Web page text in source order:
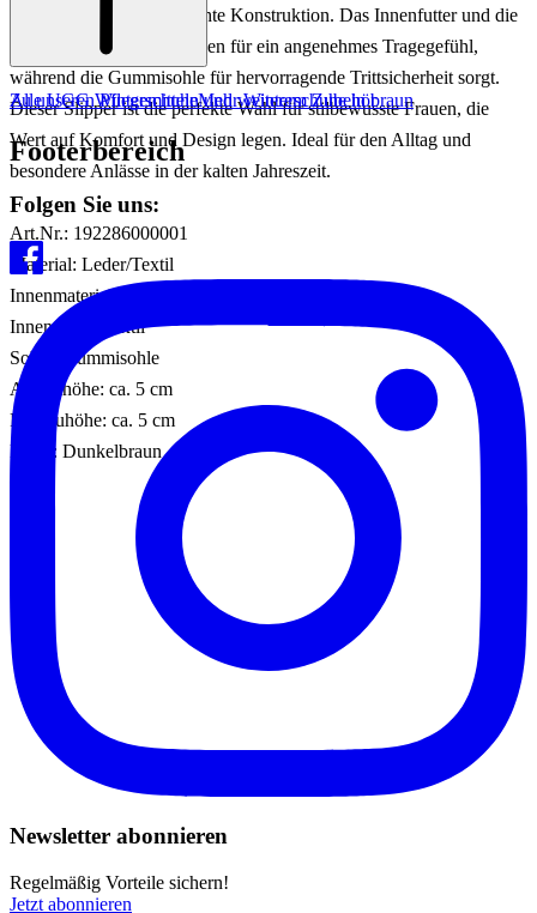
Materialien und durchdachte Konstruktion. Das Innenfutter und die
Innensohle aus Textil sorgen für ein angenehmes Tragegefühl,
während die Gummisohle für hervorragende Trittsicherheit sorgt.
Dieser Slipper ist die perfekte Wahl für stilbewusste Frauen, die
Wert auf Komfort und Design legen. Ideal für den Alltag und
besondere Anlässe in der kalten Jahreszeit.
Art.Nr.: 192286000001
Material: Leder/Textil
Innenmaterial: Textil
Innensohle: Textil
Sohle: Gummisohle
Absatzhöhe: ca. 5 cm
Plateauhöhe: ca. 5 cm
Farbe: Dunkelbraun
Zu unseren Pflegemitteln und weiterem Zubehör
Alle UGG WinterschuheMehr Winterschuhe in braun
Footerbereich
Folgen Sie uns:
Newsletter abonnieren
Regelmäßig Vorteile sichern!
Jetzt abonnieren